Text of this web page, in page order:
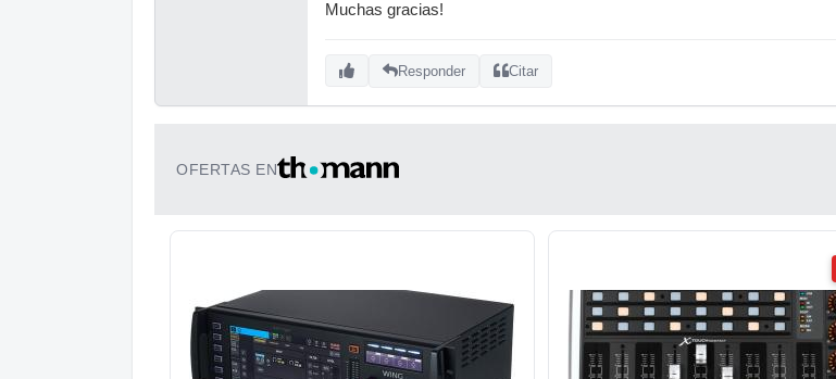
Muchas gracias!
Responder Citar
OFERTAS EN